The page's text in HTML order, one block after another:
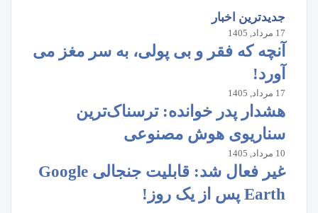
جدیدترین اخبار
17 مرداد, 1405
آنچه که فقر و بی‌ پولی، به سر مغز می‌
آورد!
17 مرداد, 1405
هشدار پدر خوانده: ترسناک‌ترین
سناریوی هوش مصنوعی
10 مرداد, 1405
غیر فعال شد: قابلیت جنجالی Google
Earth پس از یک روز!